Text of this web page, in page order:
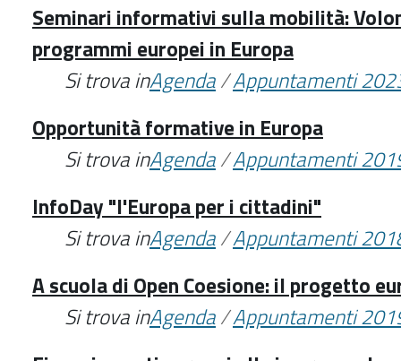
Seminari informativi sulla mobilità:
programmi europei in Europa
Si trova inAgenda/Appuntamenti
Opportunità formative in Europa
Si trova inAgenda/Appuntamenti
InfoDay "l'Europa per i cittadini"
Si trova inAgenda/Appuntamenti
A scuola di Open Coesione: il progetto
Si trova inAgenda/Appuntamenti